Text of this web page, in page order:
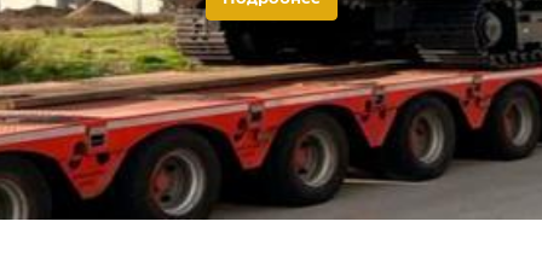
оборудование– еще один вид специальной техники,
который активно эксплуатируется в горной
промышленности.